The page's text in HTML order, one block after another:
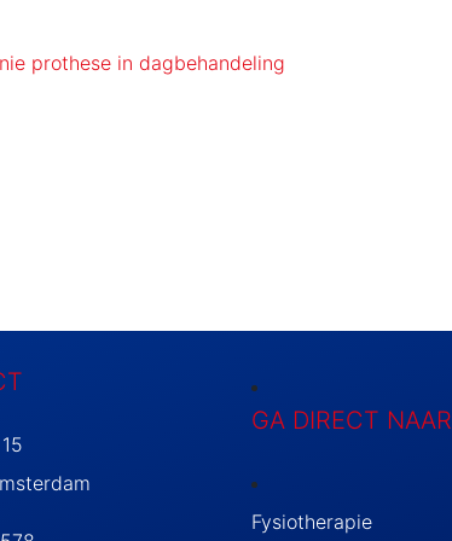
prothese in dagbehandeling
GA DIRECT NAAR
Fysiotherapie